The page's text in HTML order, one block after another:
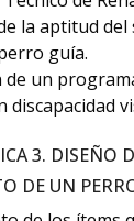
la aptitud
guía.
de un
discapacidad
3. DISEÑO
DE UN